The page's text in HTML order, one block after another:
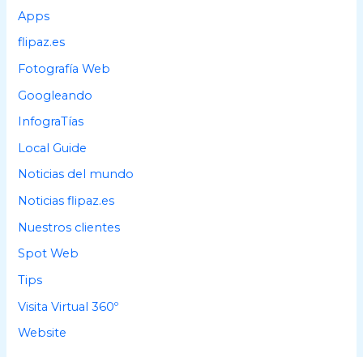
p
Apps
flipaz.es
Fotografía Web
Googleando
InfograTías
Local Guide
Noticias del mundo
Noticias flipaz.es
Nuestros clientes
Spot Web
Tips
Visita Virtual 360º
Website